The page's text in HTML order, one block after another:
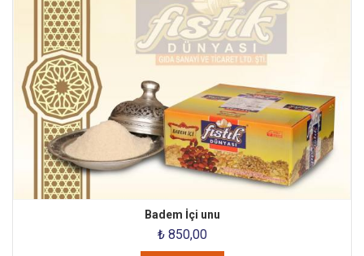
Badem İçi unu
₺ 850,00